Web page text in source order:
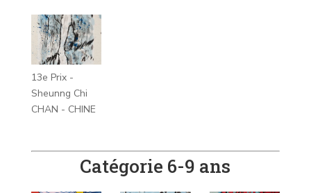
13e Prix -
Sheunng Chi
CHAN - CHINE
Catégorie 6-9 ans